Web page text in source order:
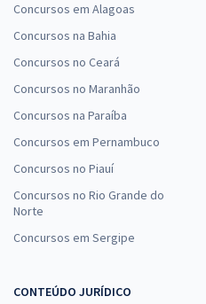
Concursos em Alagoas
Concursos na Bahia
Concursos no Ceará
Concursos no Maranhão
Concursos na Paraíba
Concursos em Pernambuco
Concursos no Piauí
Concursos no Rio Grande do
Norte
Concursos em Sergipe
CONTEÚDO JURÍDICO